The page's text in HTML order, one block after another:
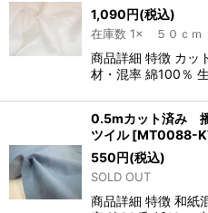
1,090円(税込)
在庫数 1× ５０ｃｍ
商品詳細 特徴 カ
材・混率 綿100％
0.5mカット済み
ツイル [MT0088-
550円(税込)
SOLD OUT
商品詳細 特徴 和